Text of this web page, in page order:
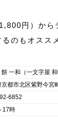
円）から
のもオスス
一和（一文字屋 和
京都市北区紫野今宮
6852
17時